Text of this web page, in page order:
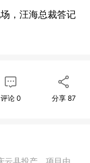
，汪海总裁答记
评论0 分享 87
云县投产。项目由